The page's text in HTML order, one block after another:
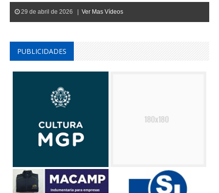
29 de abril de 2026 | Ver Mas Vídeos
PUBLICIDADES